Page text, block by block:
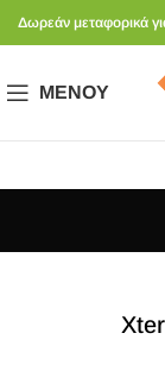
Δωρεάν μεταφορικά
ΜΕΝΟΎ